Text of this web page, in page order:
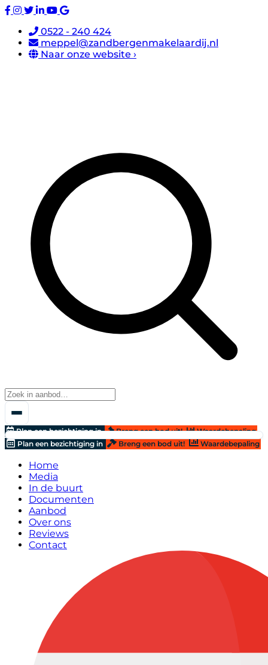
0522 - 240 424
meppel@zandbergenmakelaardij.nl
Naar onze website ›
Plan een bezichtiging in Breng een bod uit!
Waardebepaling
Plan een bezichtiging in
Breng een bod uit! Waardebepaling
Home
Media
In de buurt
Documenten
Aanbod
Over ons
Reviews
Contact